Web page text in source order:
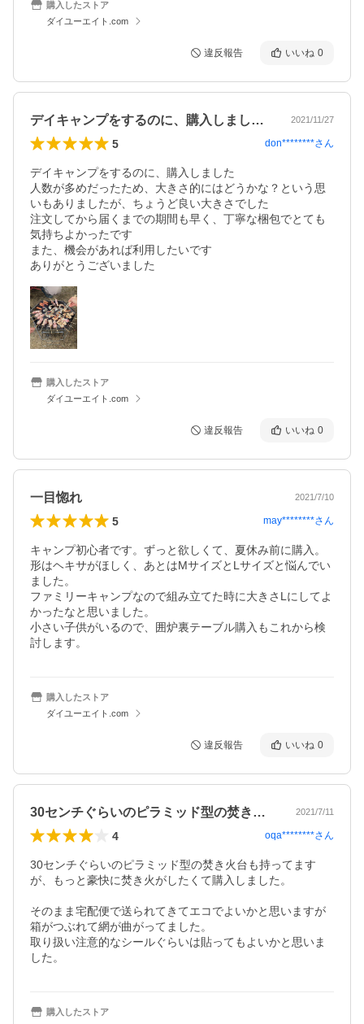
購入したストア
ダイユーエイト.com
違反報告 いいね 0
デイキャンプをするのに、購入しました人… 2021/11/27
5 don********さん
デイキャンプをするのに、購入しました
人数が多めだったため、大きさ的にはどうかな？という思
いもありましたが、ちょうど良い大きさでした
注文してから届くまでの期間も早く、丁寧な梱包でとても
気持ちよかったです
また、機会があれば利用したいです
ありがとうございました
購入したストア
ダイユーエイト.com
違反報告 いいね 0
一目惚れ 2021/7/10
5 may********さん
キャンプ初心者です。ずっと欲しくて、夏休み前に購入。
形はヘキサがほしく、あとはMサイズとLサイズと悩んでい
ました。
ファミリーキャンプなので組み立てた時に大きさLにしてよ
かったなと思いました。
小さい子供がいるので、囲炉裏テーブル購入もこれから検
討します。
購入したストア
ダイユーエイト.com
違反報告 いいね 0
30センチぐらいのピラミッド型の焚き火… 2021/7/11
4 oqa********さん
30センチぐらいのピラミッド型の焚き火台も持ってます
が、もっと豪快に焚き火がしたくて購入しました。
そのまま宅配便で送られてきてエコでよいかと思いますが
箱がつぶれて網が曲がってました。
取り扱い注意的なシールぐらいは貼ってもよいかと思いま
した。
購入したストア